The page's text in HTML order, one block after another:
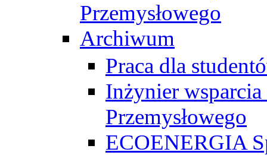
Przemysłowego
Archiwum
Praca dla
Inżynier wsparcia
Przemysłowego
ECOENERGIA